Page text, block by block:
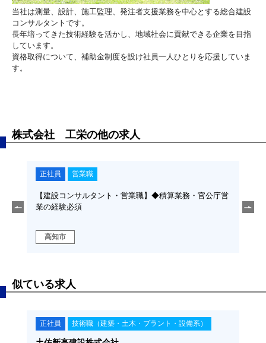
当社は測量、設計、施工監理、発注者支援業務を中心とする総合建設
コンサルタントです。
長年培ってきた技術経験を活かし、地域社会に貢献できる企業を目指
しています。
資格取得について、補助金制度を設け社員一人ひとりを応援していま
す。
株式会社 工栄の他の求人
◆資
正社員 営業職
【建設コンサルタント・営業職】◆積算業務・官公庁営
業の経験必須
高知市
設計
似ている求人
正社員 技術職（建築・土木・プラント・設備系）